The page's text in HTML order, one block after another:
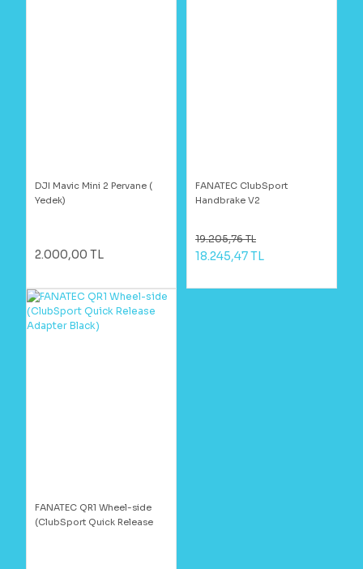
DJI Mavic Mini 2 Pervane (
Yedek)
2.000,00 TL
FANATEC ClubSport
Handbrake V2
19.205,76 TL
18.245,47 TL
FANATEC QR1 Wheel-side
(ClubSport Quick Release